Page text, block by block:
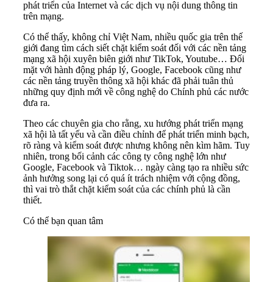
phát triển của Internet và các dịch vụ nội dung thông tin
trên mạng.
Có thể thấy, không chỉ Việt Nam, nhiều quốc gia trên thế
giới đang tìm cách siết chặt kiểm soát đối với các nền tảng
mạng xã hội xuyên biên giới như TikTok, Youtube… Đối
mặt với hành động pháp lý, Google, Facebook cũng như
các nền tảng truyền thông xã hội khác đã phải tuân thủ
những quy định mới về công nghệ do Chính phủ các nước
đưa ra.
Theo các chuyên gia cho rằng, xu hướng phát triển mạng
xã hội là tất yếu và cần điều chỉnh để phát triển minh bạch,
rõ ràng và kiểm soát được nhưng không nên kìm hãm. Tuy
nhiên, trong bối cảnh các công ty công nghệ lớn như
Google, Facebook và Tiktok… ngày càng tạo ra nhiều sức
ảnh hưởng song lại có quá ít trách nhiệm với cộng đồng,
thì vai trò thắt chặt kiểm soát của các chính phủ là cần
thiết.
Có thể bạn quan tâm